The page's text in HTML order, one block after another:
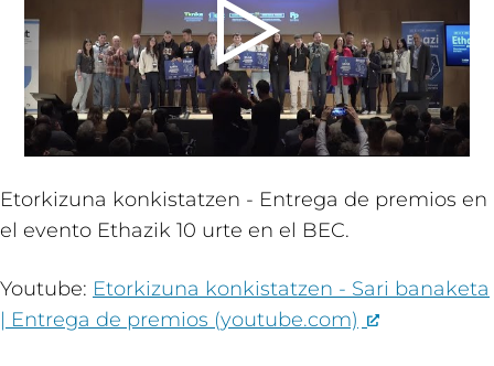
Etorkizuna konkistatzen - Entrega de premios en
el evento Ethazik 10 urte en el BEC.
Youtube: Etorkizuna konkistatzen - Sari banaketa
| Entrega de premios (youtube.com)